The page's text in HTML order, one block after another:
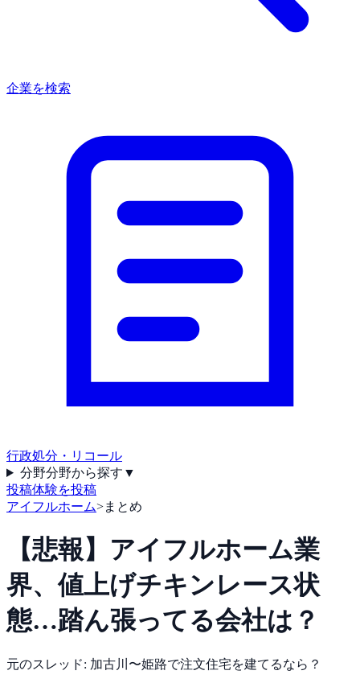
企業を検索
行政処分・リコール
分野分野から探す ▼
投稿体験を投稿
アイフルホーム>まとめ
【悲報】アイフルホーム業
界、値上げチキンレース状
態…踏ん張ってる会社は？
元のスレッド: 加古川〜姫路で注文住宅を建てるなら？